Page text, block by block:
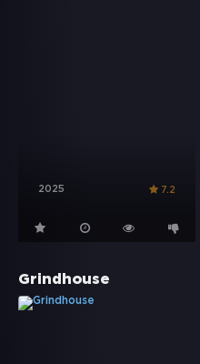
2025 7.2
Grindhouse